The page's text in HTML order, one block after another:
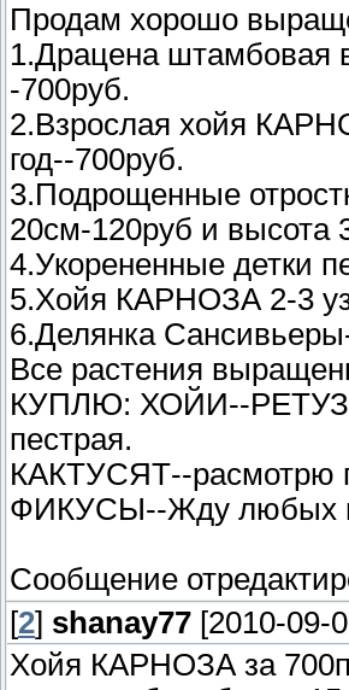
Продам хорошо
1.Драцена штамбовая
-700руб.
2.Взрослая хойя
год--700руб.
3.Подрощенные
20см-120руб и высота
4.Укорененные детки
5.Хойя КАРНОЗА 2-3
6.Делянка
Все растения
КУПЛЮ: ХОЙИ--
пестрая.
КАКТУСЯТ--расмотрю
ФИКУСЫ--Жду любых
Сообщение
[2] shanay77 [2010-09-
Хойя КАРНОЗА за